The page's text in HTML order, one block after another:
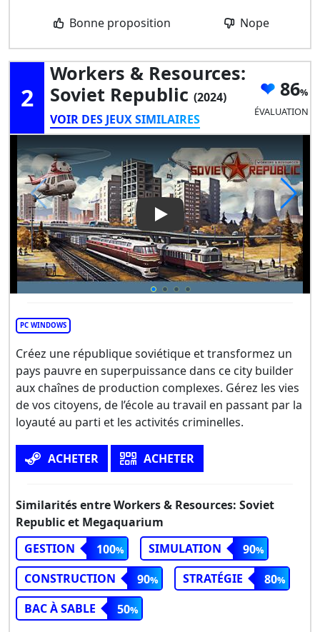
Bonne proposition Nope
2
Workers & Resources:
Soviet Republic (2024)
VOIR DES JEUX SIMILAIRES
86
ÉVALUATION
Play Video: Workers &
PC WINDOWS
Créez une république soviétique et transformez un
pays pauvre en superpuissance dans ce city builder
aux chaînes de production complexes. Gérez les vies
de vos citoyens, de l’école au travail en passant par la
loyauté au parti et les activités criminelles.
ACHETER ACHETER
Similarités entre Workers & Resources: Soviet
Republic et Megaquarium
GESTION
100 SIMULATION
90
CONSTRUCTION
90 STRATÉGIE
80
BAC À SABLE
50